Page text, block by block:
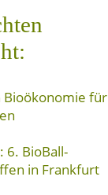
Bioökonomie für
6. BioBall-
in Frankfurt